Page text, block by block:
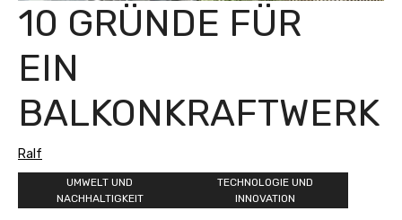
10 GRÜNDE FÜR
EIN
BALKONKRAFTWERK
Ralf
UMWELT UND
NACHHALTIGKEIT
TECHNOLOGIE UND
INNOVATION